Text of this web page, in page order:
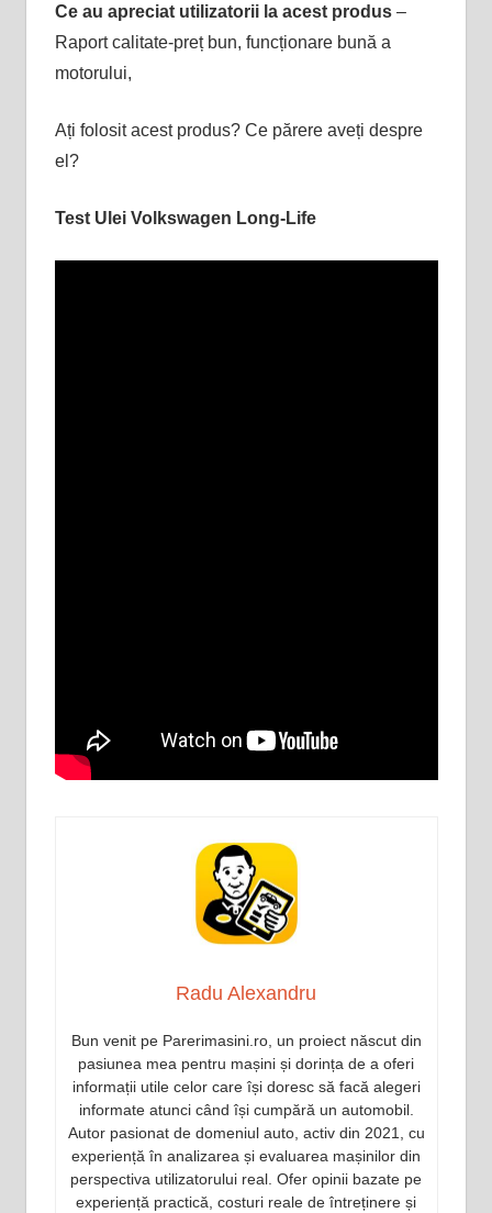
Ce au apreciat utilizatorii la acest produs–
Raport calitate-preț bun, funcționare bună a
motorului,
Ați folosit acest produs? Ce părere aveți despre
el?
Test Ulei Volkswagen Long-Life
Radu Alexandru
Bun venit pe Parerimasini.ro, un proiect născut din
pasiunea mea pentru mașini și dorința de a oferi
informații utile celor care își doresc să facă alegeri
informate atunci când își cumpără un automobil.
Autor pasionat de domeniul auto, activ din 2021, cu
experiență în analizarea și evaluarea mașinilor din
perspectiva utilizatorului real. Ofer opinii bazate pe
experiență practică, costuri reale de întreținere și